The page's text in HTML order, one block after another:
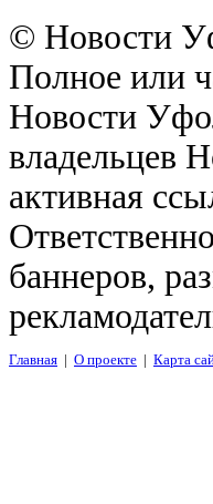
© Новости
Полное или
Новости
владельцев
активная
баннеров,
Главная | О проекте | Карта